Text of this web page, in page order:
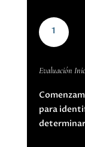
1
Evaluación
para